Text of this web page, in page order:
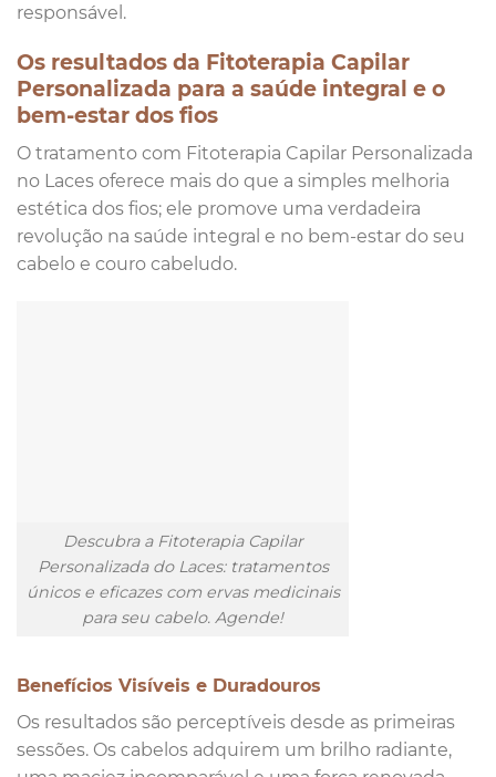
responsável.
Os resultados da Fitoterapia Capilar
Personalizada para a saúde integral e o
bem-estar dos fios
O tratamento com Fitoterapia Capilar Personalizada
no Laces oferece mais do que a simples melhoria
estética dos fios; ele promove uma verdadeira
revolução na saúde integral e no bem-estar do seu
cabelo e couro cabeludo.
Descubra a Fitoterapia Capilar
Personalizada do Laces: tratamentos
únicos e eficazes com ervas medicinais
para seu cabelo. Agende!
Benefícios Visíveis e Duradouros
Os resultados são perceptíveis desde as primeiras
sessões. Os cabelos adquirem um brilho radiante,